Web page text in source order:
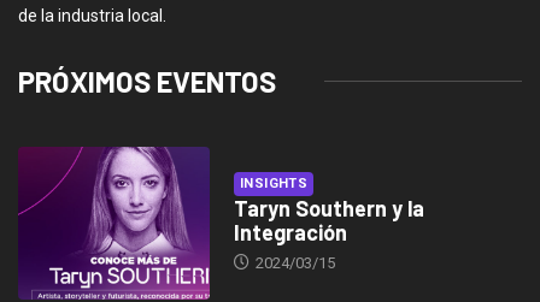
de la industria local.
PRÓXIMOS EVENTOS
INSIGHTS
Taryn Southern y la
Integración
2024/03/15